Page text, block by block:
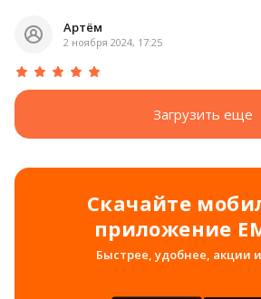
Артём
2 ноября 2024, 17:25
Загрузить еще
Скачайте
приложение
Быстрее, удобнее, акции